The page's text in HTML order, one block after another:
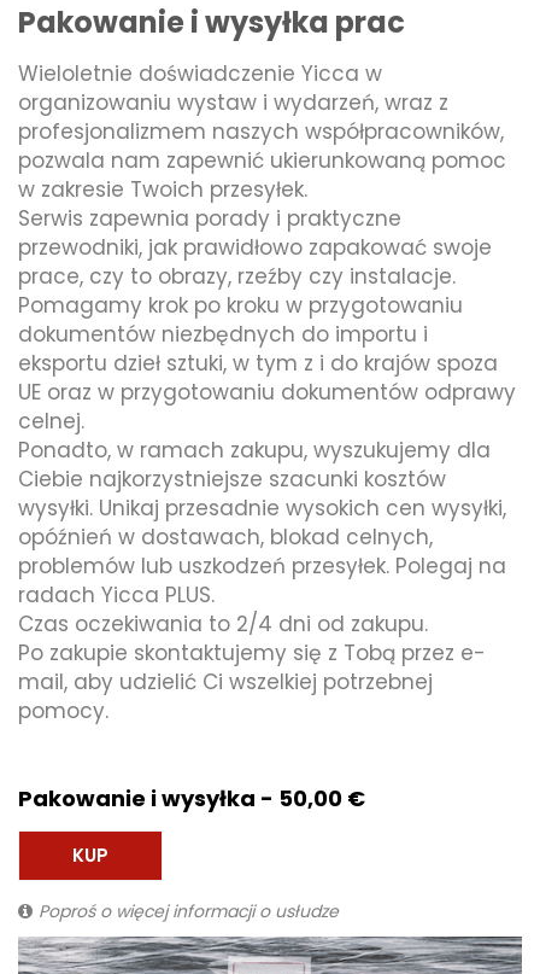
Pakowanie i wysyłka prac
Wieloletnie doświadczenie Yicca w
organizowaniu wystaw i wydarzeń, wraz z
profesjonalizmem naszych współpracowników,
pozwala nam zapewnić ukierunkowaną pomoc
w zakresie Twoich przesyłek.
Serwis zapewnia porady i praktyczne
przewodniki, jak prawidłowo zapakować swoje
prace, czy to obrazy, rzeźby czy instalacje.
Pomagamy krok po kroku w przygotowaniu
dokumentów niezbędnych do importu i
eksportu dzieł sztuki, w tym z i do krajów spoza
UE oraz w przygotowaniu dokumentów odprawy
celnej.
Ponadto, w ramach zakupu, wyszukujemy dla
Ciebie najkorzystniejsze szacunki kosztów
wysyłki. Unikaj przesadnie wysokich cen wysyłki,
opóźnień w dostawach, blokad celnych,
problemów lub uszkodzeń przesyłek. Polegaj na
radach Yicca PLUS.
Czas oczekiwania to 2/4 dni od zakupu.
Po zakupie skontaktujemy się z Tobą przez e-
mail, aby udzielić Ci wszelkiej potrzebnej
pomocy.
Pakowanie i wysyłka - 50,00 €
KUP
Poproś o więcej informacji o usłudze